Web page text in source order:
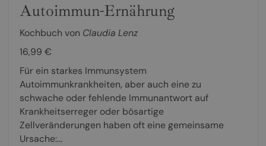
Autoimmun-Ernährung
Kochbuch von Claudia Lenz
16,99 €
Für ein starkes Immunsystem
Autoimmunkrankheiten, aber auch eine zu
schwache oder fehlende Immunantwort auf
Krankheitserreger oder bösartige
Zellveränderungen haben oft eine gemeinsame
Ursache:...